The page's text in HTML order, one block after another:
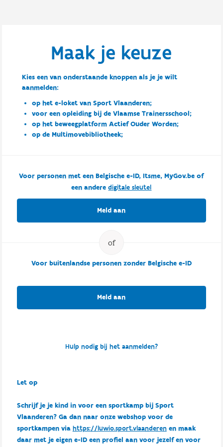
Maak je keuze
Kies een van onderstaande knoppen als je je wilt
aanmelden:
op het e-loket van Sport Vlaanderen;
voor een opleiding bij de Vlaamse Trainersschool;
op het beweegplatform Actief Ouder Worden;
op de Multimovebibliotheek;
Voor personen met een Belgische e-ID, Itsme, MyGov.be of
een anderedigitale sleutel
Meld aan
Voor buitenlandse personen zonder Belgische e-ID
Meld aan
Hulp nodig bij het aanmelden?
Let op
Schrijf je je kind in voor een sportkamp bij Sport
Vlaanderen? Ga dan naar onze webshop voor de
sportkampen via https://luwio.sport.vlaanderenen maak
daar met je eigen e-ID een profiel aan voor jezelf en voor